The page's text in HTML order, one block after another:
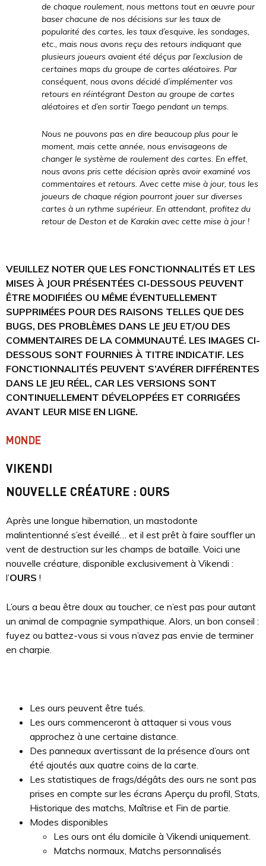
de chaque roulement, nous mettons tout en œuvre pour
baser chacune de nos décisions sur les taux de
popularité des cartes, les taux d’esquive, les sondages,
etc., mais nous avons reçu des retours indiquant que
plusieurs joueurs avaient été déçus par l’exclusion de
certaines maps du groupe de cartes aléatoires. Par
conséquent, nous avons décidé d’implémenter vos
retours en réintégrant Deston au groupe de cartes
aléatoires et d’en sortir Taego pendant un temps.
Nous ne pouvons pas en dire beaucoup plus pour le
moment, mais cette année, nous envisageons de
changer le système de roulement des cartes. En effet,
nous avons pris cette décision après avoir examiné vos
commentaires et retours. Avec cette mise à jour, tous les
joueurs de chaque région pourront jouer sur diverses
cartes à un rythme supérieur. En attendant, profitez du
retour de Deston et de Karakin avec cette mise à jour !
VEUILLEZ NOTER QUE LES FONCTIONNALITÉS ET LES
MISES À JOUR PRÉSENTÉES CI-DESSOUS PEUVENT
ÊTRE MODIFIÉES OU MÊME ÉVENTUELLEMENT
SUPPRIMÉES POUR DES RAISONS TELLES QUE DES
BUGS, DES PROBLÈMES DANS LE JEU ET/OU DES
COMMENTAIRES DE LA COMMUNAUTÉ. LES IMAGES CI-
DESSOUS SONT FOURNIES À TITRE INDICATIF. LES
FONCTIONNALITÉS PEUVENT S’AVÉRER DIFFÉRENTES
DANS LE JEU RÉEL, CAR LES VERSIONS SONT
CONTINUELLEMENT DÉVELOPPÉES ET CORRIGÉES
AVANT LEUR MISE EN LIGNE.
MONDE
VIKENDI
NOUVELLE CRÉATURE : OURS
Après une longue hibernation, un mastodonte
malintentionné s’est éveillé… et il est prêt à faire souffler un
vent de destruction sur les champs de bataille. Voici une
nouvelle créature, disponible exclusivement à Vikendi :
l’OURS !
L’ours a beau être doux au toucher, ce n’est pas pour autant
un animal de compagnie sympathique. Alors, un bon conseil :
fuyez ou battez-vous si vous n’avez pas envie de terminer
en charpie.
Les ours peuvent être tués.
Les ours commenceront à attaquer si vous vous
approchez à une certaine distance.
Des panneaux avertissant de la présence d’ours ont
été ajoutés aux quatre coins de la carte.
Les statistiques de frags/dégâts des ours ne sont pas
prises en compte sur les écrans Aperçu du profil, Stats,
Historique des matchs, Maîtrise et Fin de partie.
Modes disponibles
Les ours ont élu domicile à Vikendi uniquement.
Matchs normaux, Matchs personnalisés